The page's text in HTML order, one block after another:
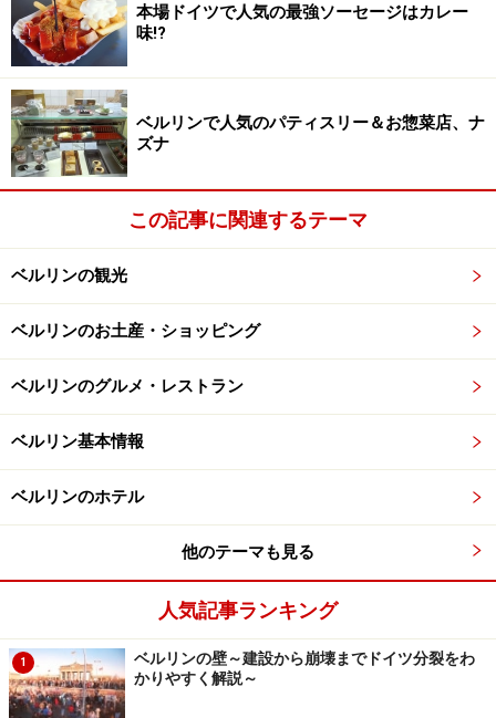
本場ドイツで人気の最強ソーセージはカレー
味!?
ベルリンで人気のパティスリー＆お惣菜店、ナ
ズナ
この記事に関連するテーマ
ベルリンの観光
ベルリンのお土産・ショッピング
ベルリンのグルメ・レストラン
ベルリン基本情報
ベルリンのホテル
他のテーマも見る
人気記事ランキング
1
ベルリンの壁～建設から崩壊までドイツ分裂をわ
かりやすく解説～